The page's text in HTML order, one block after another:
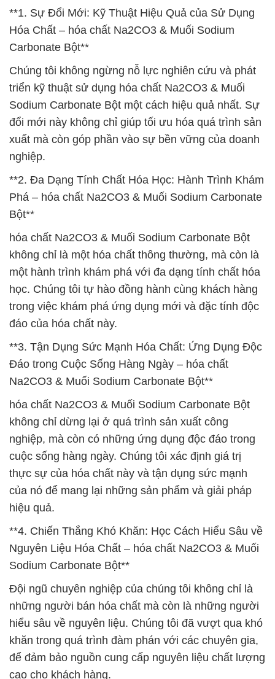
**1. Sự Đổi Mới: Kỹ Thuật Hiệu Quả của Sử Dụng
Hóa Chất – hóa chất Na2CO3 & Muối Sodium
Carbonate Bột**
Chúng tôi không ngừng nỗ lực nghiên cứu và phát
triển kỹ thuật sử dụng hóa chất Na2CO3 & Muối
Sodium Carbonate Bột một cách hiệu quả nhất. Sự
đổi mới này không chỉ giúp tối ưu hóa quá trình sản
xuất mà còn góp phần vào sự bền vững của doanh
nghiệp.
**2. Đa Dạng Tính Chất Hóa Học: Hành Trình Khám
Phá – hóa chất Na2CO3 & Muối Sodium Carbonate
Bột**
hóa chất Na2CO3 & Muối Sodium Carbonate Bột
không chỉ là một hóa chất thông thường, mà còn là
một hành trình khám phá với đa dạng tính chất hóa
học. Chúng tôi tự hào đồng hành cùng khách hàng
trong việc khám phá ứng dụng mới và đặc tính độc
đáo của hóa chất này.
**3. Tận Dụng Sức Mạnh Hóa Chất: Ứng Dụng Độc
Đáo trong Cuộc Sống Hàng Ngày – hóa chất
Na2CO3 & Muối Sodium Carbonate Bột**
hóa chất Na2CO3 & Muối Sodium Carbonate Bột
không chỉ dừng lại ở quá trình sản xuất công
nghiệp, mà còn có những ứng dụng độc đáo trong
cuộc sống hàng ngày. Chúng tôi xác định giá trị
thực sự của hóa chất này và tận dụng sức mạnh
của nó để mang lại những sản phẩm và giải pháp
hiệu quả.
**4. Chiến Thắng Khó Khăn: Học Cách Hiểu Sâu về
Nguyên Liệu Hóa Chất – hóa chất Na2CO3 & Muối
Sodium Carbonate Bột**
Đội ngũ chuyên nghiệp của chúng tôi không chỉ là
những người bán hóa chất mà còn là những người
hiểu sâu về nguyên liệu. Chúng tôi đã vượt qua khó
khăn trong quá trình đàm phán với các chuyên gia,
để đảm bảo nguồn cung cấp nguyên liệu chất lượng
cao cho khách hàng.